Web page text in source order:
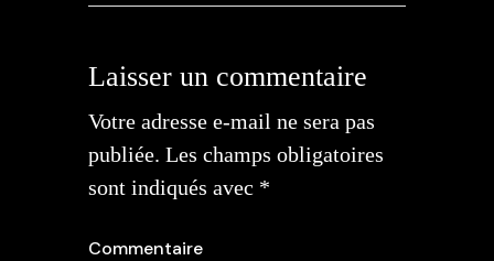
Laisser un commentaire
Votre adresse e-mail ne sera pas
publiée. Les champs obligatoires
sont indiqués avec *
Commentaire